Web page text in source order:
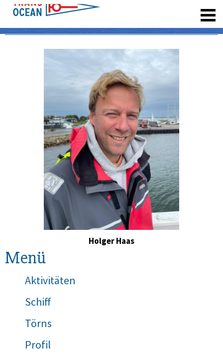
Holger Haas
Menü
Aktivitäten
Schiff
Törns
Profil